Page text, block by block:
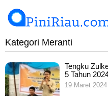
Kategori Meranti
Tengku
5 Tahun
19 Maret